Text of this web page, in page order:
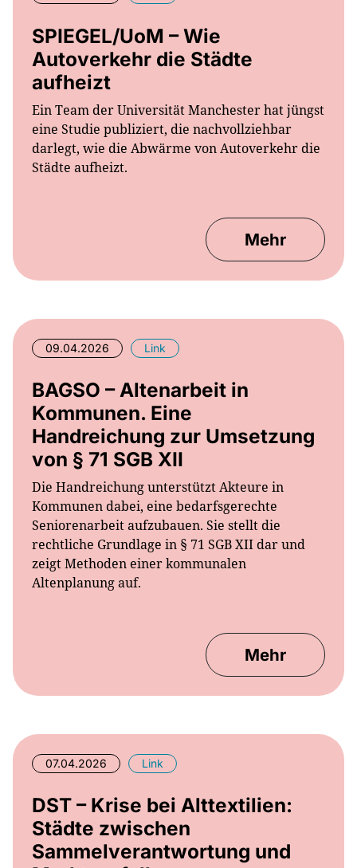
SPIEGEL/UoM – Wie
Autoverkehr die Städte
aufheizt
Ein Team der Universität Manchester hat jüngst
eine Studie publiziert, die nachvollziehbar
darlegt, wie die Abwärme von Autoverkehr die
Städte aufheizt.
Mehr
09.04.2026 Link
BAGSO – Altenarbeit in
Kommunen. Eine
Handreichung zur Umsetzung
von § 71 SGB XII
Die Handreichung unterstützt Akteure in
Kommunen dabei, eine bedarfsgerechte
Seniorenarbeit aufzubauen. Sie stellt die
rechtliche Grundlage in § 71 SGB XII dar und
zeigt Methoden einer kommunalen
Altenplanung auf.
Mehr
07.04.2026 Link
DST – Krise bei Alttextilien:
Städte zwischen
Sammelverantwortung und
Marktverfall